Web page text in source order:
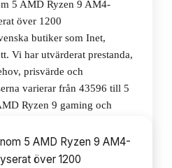
5 AMD Ryzen 9 AM4-
över 1200
butiker som Inet,
Vi har utvärderat prestanda,
prisvärde och
varierar från 43596 till 5
Ryzen 9 gaming och
5 AMD Ryzen 9 AM4-
över 1200